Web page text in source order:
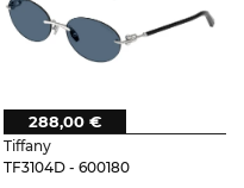
Tiffany
TF3104D - 600180
288,00 €